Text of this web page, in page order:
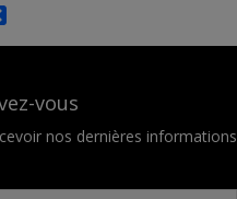
vous
nos dernières informations